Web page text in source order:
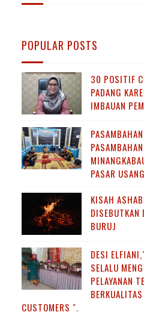
POPULAR POSTS
30 POSITIF
PADANG
IMBAUAN
PASAR
KISAH
DISEBUTKAN
BURUJ
DESI
SELALU
PELAYANAN
CUSTOMERS ".